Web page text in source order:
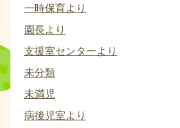
一時保育より
園長より
支援室センターより
未分類
未満児
病後児室より